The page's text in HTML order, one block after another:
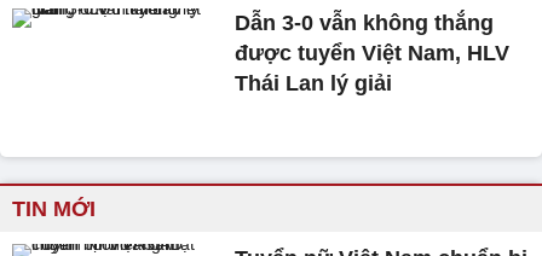
Dẫn 3-0 vẫn không thắng
được tuyển Việt Nam, HLV
Thái Lan lý giải
TIN MỚI